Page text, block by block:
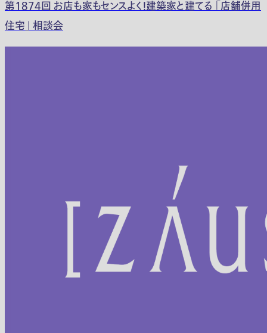
第1874回 お店も家もセンスよく！建築家と建てる 「店舗併用
住宅」 相談会